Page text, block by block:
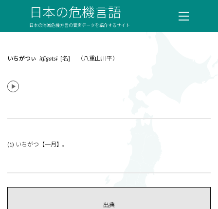
日本の危機言語
日本の消滅危機方言の音声データを紹介するサイト
いちがつぃ itʃigatsɨ [名] （八重山川平）
(1) いちがつ【一月】。
出典